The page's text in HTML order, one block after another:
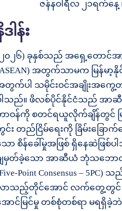
ဇန်နဝါရီလ ၂၁ရက်နေ့
ါန်း
၀၂၆) ခုနှစ်သည် အရှေ့တောင်အာ
အတွက်သာမက မြန်မာ့
တွက်ပါ သမိုင်းဝင်အချိုးအကွေ့
ါသည်။ ဖိလစ်ပိုင်နိုင်ငံသည် အ
ာဝန်ကို စတင်ရယူလိုက်ချိန်တွင်
င်း တည်ငြိမ်ရေးကို ခြိမ်းခြော
ော စိန်ခေါ်မှုအဖြစ် ရှိနေဆဲဖြစ်
ျမှတ်ခဲ့သော အာဆီယံ ဘုံသဘော
Point Consensus – 5PC) သ
ာသည့်တိုင်အောင် လက်တွေ့တွင်
ောင်မြင်မှု တစ်စုံတစ်ရာ မရရှိ